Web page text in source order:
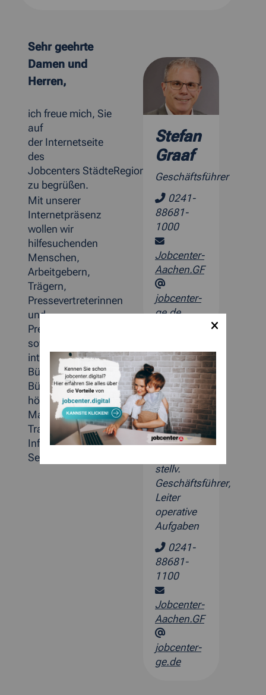
Sehr geehrte
Damen und
Herren,
ich freue mich, Sie
auf
der Internetseite
des
Jobcenters StädteRegion Aachen
zu begrüßen.
Mit unserer
Internetpräsenz
wollen wir
hilfesuchenden
Menschen,
Arbeitgebern,
Trägern,
Pressevertreterinnen
und
Pressevertretern
sowie allen
interessierten
Bürgerinnen und
Bürgern ein
höchstmögliches
Maß an
Transparenz,
Information und
Service bieten
Stefan
Graaf
Geschäftsführer
0241-
88681-
1000
Jobcenter-
Aachen.GF
jobcenter-
ge.de
Manfred
Kreutzer
stellv.
Geschäftsführer,
Leiter
operative
Aufgaben
0241-
88681-
1100
Jobcenter-
Aachen.GF
jobcenter-
ge.de